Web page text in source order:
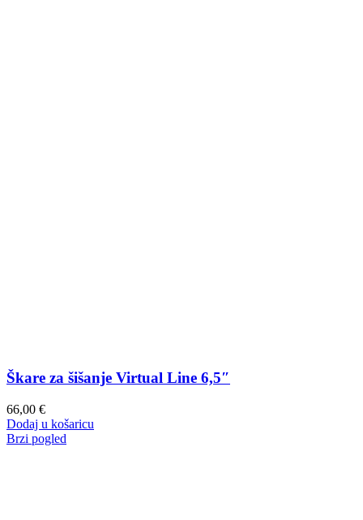
Škare za šišanje Virtual Line 6,5″
66,00 €
Dodaj u košaricu
Brzi pogled